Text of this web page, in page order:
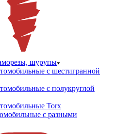
шурупы
с шестигранной
с полукруглой
Torx
с разными